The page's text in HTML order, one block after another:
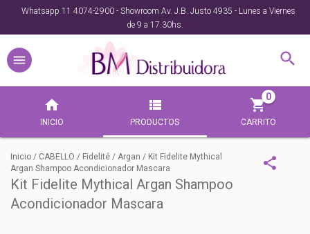
Whatsapp 11 4074-2900 - Showroom Av. J.B. Justo 4935 - Lunes a Viernes
de 9 a 17.30hs.
INICIO PRODUCTOS CARRITO
0
Inicio / CABELLO / Fidelité / Argan / Kit Fidelite Mythical
Argan Shampoo Acondicionador Mascara
Kit Fidelite Mythical Argan Shampoo
Acondicionador Mascara